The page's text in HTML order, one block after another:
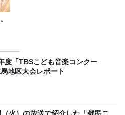
度「TBSこども音楽コンクー
地区大会レポート